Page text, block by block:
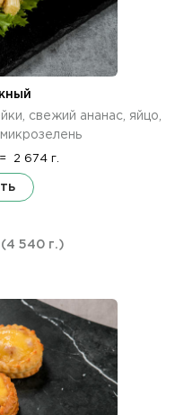
свежий ананас, яйцо,
= 2 674 г.
(4 540 г.)